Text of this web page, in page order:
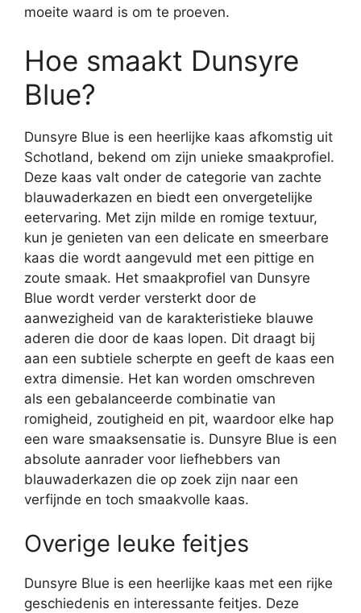
moeite waard is om te proeven.
Hoe smaakt Dunsyre
Blue?
Dunsyre Blue is een heerlijke kaas afkomstig uit
Schotland, bekend om zijn unieke smaakprofiel.
Deze kaas valt onder de categorie van zachte
blauwaderkazen en biedt een onvergetelijke
eetervaring. Met zijn milde en romige textuur,
kun je genieten van een delicate en smeerbare
kaas die wordt aangevuld met een pittige en
zoute smaak. Het smaakprofiel van Dunsyre
Blue wordt verder versterkt door de
aanwezigheid van de karakteristieke blauwe
aderen die door de kaas lopen. Dit draagt bij
aan een subtiele scherpte en geeft de kaas een
extra dimensie. Het kan worden omschreven
als een gebalanceerde combinatie van
romigheid, zoutigheid en pit, waardoor elke hap
een ware smaaksensatie is. Dunsyre Blue is een
absolute aanrader voor liefhebbers van
blauwaderkazen die op zoek zijn naar een
verfijnde en toch smaakvolle kaas.
Overige leuke feitjes
Dunsyre Blue is een heerlijke kaas met een rijke
geschiedenis en interessante feitjes. Deze